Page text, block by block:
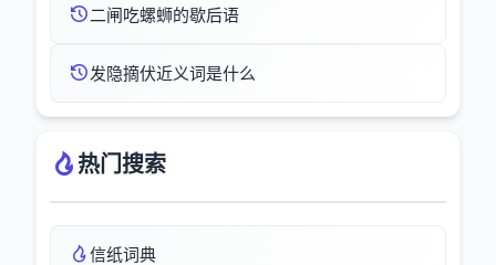
二闸吃螺蛳的歇后语
发隐摘伏近义词是什么
热门搜索
信纸词典